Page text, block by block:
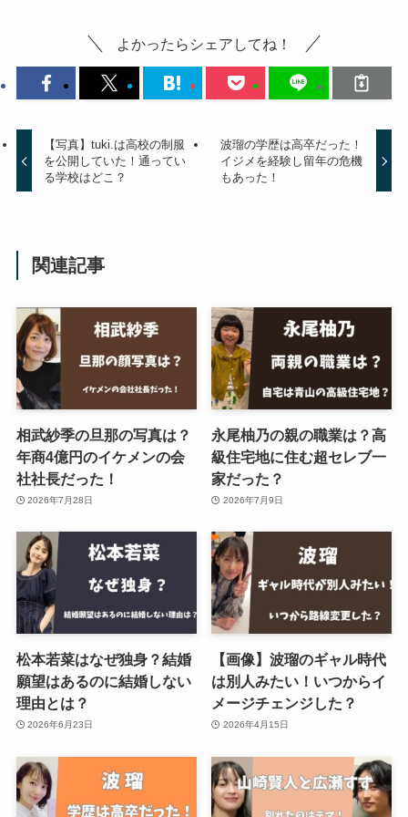
よかったらシェアしてね！
【写真】tuki.は高校の制服
を公開していた！通ってい
る学校はどこ？
波瑠の学歴は高卒だった！
イジメを経験し留年の危機
もあった！
関連記事
相武紗季の旦那の写真は？
年商4億円のイケメンの会
社社長だった！
2026年7月28日
永尾柚乃の親の職業は？高
級住宅地に住む超セレブ一
家だった？
2026年7月9日
松本若菜はなぜ独身？結婚
願望はあるのに結婚しない
理由とは？
2026年6月23日
【画像】波瑠のギャル時代
は別人みたい！いつからイ
メージチェンジした？
2026年4月15日